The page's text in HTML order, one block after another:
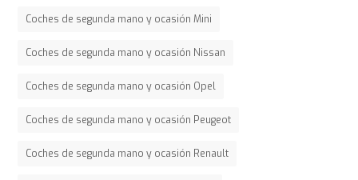
Coches de segunda mano y ocasión Mini
Coches de segunda mano y ocasión Nissan
Coches de segunda mano y ocasión Opel
Coches de segunda mano y ocasión Peugeot
Coches de segunda mano y ocasión Renault